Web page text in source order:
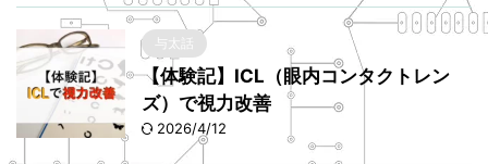
与太話
【体験記】ICL（眼内コンタクトレン
ズ）で視力改善
2026/4/12